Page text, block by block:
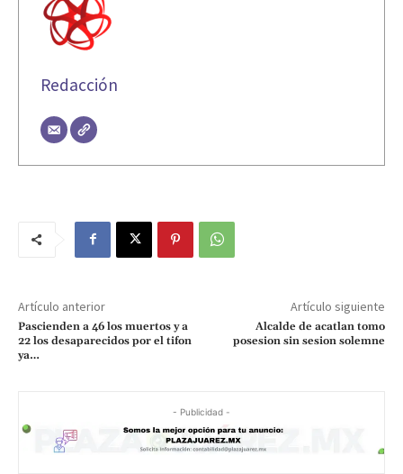
Redacción
Artículo anterior
Pascienden a 46 los muertos y a
22 los desaparecidos por el tifon
ya…
Artículo siguiente
Alcalde de acatlan tomo
posesion sin sesion solemne
- Publicidad -